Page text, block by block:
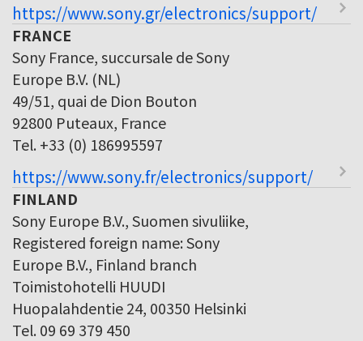
https://www.sony.gr/electronics/support/
FRANCE
Sony France, succursale de Sony
Europe B.V. (NL)
49/51, quai de Dion Bouton
92800 Puteaux, France
Tel. +33 (0) 186995597
https://www.sony.fr/electronics/support/
FINLAND
Sony Europe B.V., Suomen sivuliike,
Registered foreign name: Sony
Europe B.V., Finland branch
Toimistohotelli HUUDI
Huopalahdentie 24, 00350 Helsinki
Tel. 09 69 379 450